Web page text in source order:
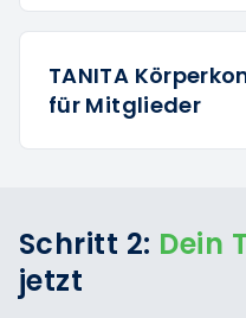
TANITA
für Mitglieder
Schritt 2: Dein
jetzt